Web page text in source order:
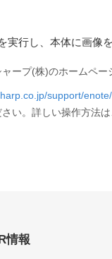
行し、本体に画像を
ープ(株)のホームペー
support/
い。詳しい操作方法
情報